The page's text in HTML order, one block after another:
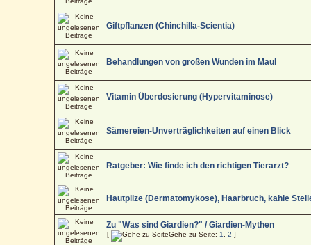
Giftpflanzen (Chinchilla-Scientia)
Behandlungen von großen Wunden im Maul
Vitamin Überdosierung (Hypervitaminose)
Sämereien-Unverträglichkeiten auf einen Blick
Ratgeber: Wie finde ich den richtigen Tierarzt?
Hautpilze (Dermatomykose), Haarbruch, kahle
Zu "Was sind Giardien?" / Giardien-Mythen
[ Gehe zu Seite: 1 ,2 ]